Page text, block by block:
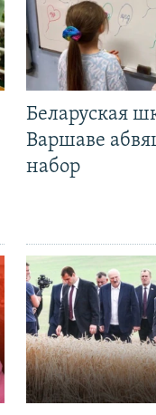
Беларуская
Варшаве
набор